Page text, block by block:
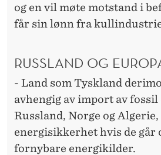
og en vil møte motstand i
får sin lønn fra
RUSSLAND OG
- Land som Tyskland
avhengig av import av
Russland, Norge og
energisikkerhet hvis de går
fornybare energikilder.